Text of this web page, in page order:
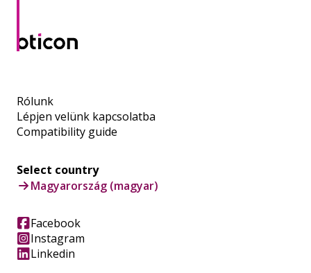
Rólunk
Lépjen velünk kapcsolatba
Compatibility guide
Select country
Magyarország (magyar)
Facebook
Instagram
Linkedin